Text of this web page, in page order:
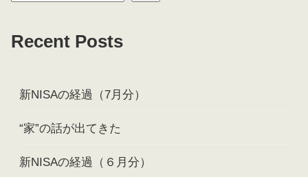
Recent Posts
新NISAの経過（7月分）
“家”の話が出てきた
新NISAの経過（６月分）